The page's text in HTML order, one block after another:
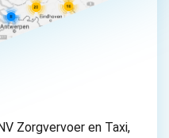
Zorgvervoer en Taxi,